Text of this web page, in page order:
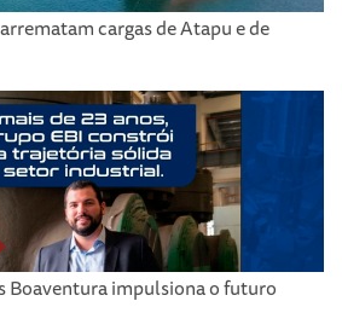
cargas de Atapu e de
Boaventura impulsiona o futuro